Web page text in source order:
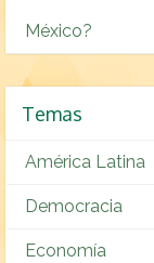
México?
Temas
América Latina
Democracia
Economía